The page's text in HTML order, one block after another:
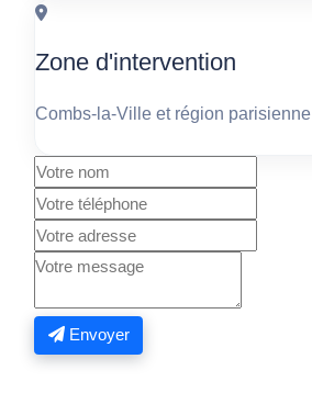
Zone d'intervention
Combs-la-Ville et région parisienne
Envoyer